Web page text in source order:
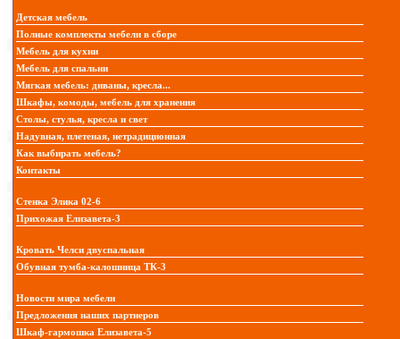
Детская мебель
Полные комплекты мебели в сборе
Мебель для кухни
Мебель для спальни
Мягкая мебель: диваны, кресла...
Шкафы, комоды, мебель для хранения
Столы, стулья, кресла и свет
Надувная, плетеная, нетрадиционная
Как выбирать мебель?
Контакты
Стенка Элика 02-6
Прихожая Елизавета-3
Кровать Челси двуспальная
Обувная тумба-калошница ТК-3
Новости мира мебели
Предложения наших партнеров
Шкаф-гармошка Елизавета-5